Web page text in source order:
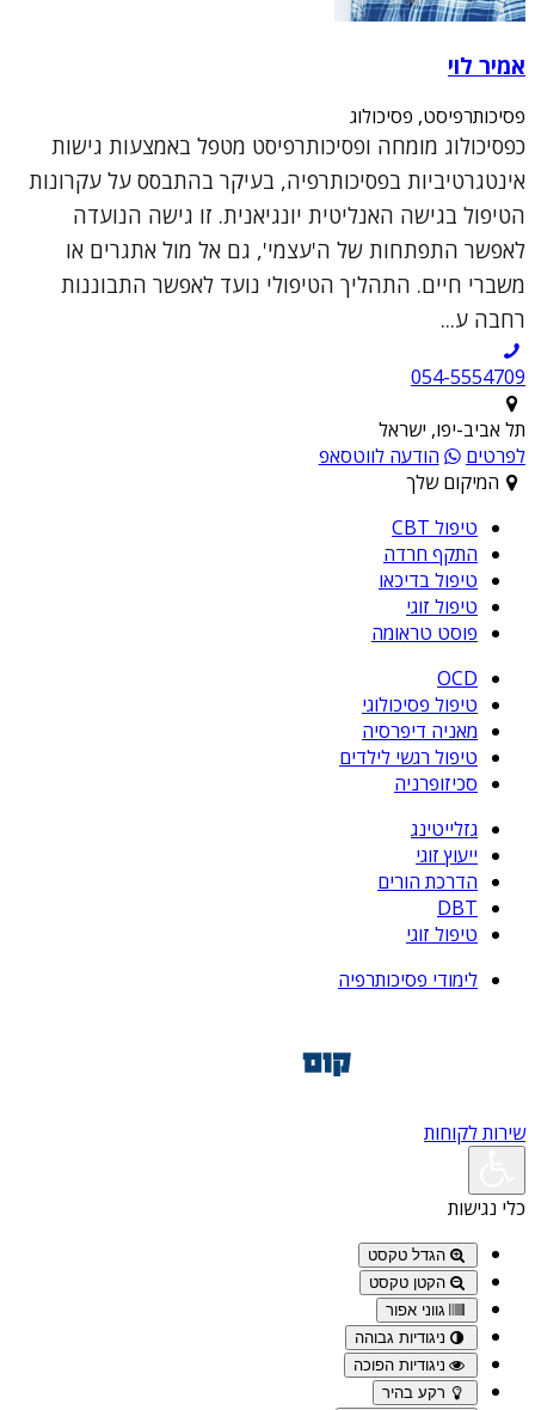
אמיר לוי
פסיכותרפיסט, פסיכולוג
כפסיכולוג מומחה ופסיכותרפיסט מטפל באמצעות גישות
אינטגרטיביות בפסיכותרפיה, בעיקר בהתבסס על עקרונות
הטיפול בגישה האנליטית יונגיאנית. זו גישה הנועדה
לאפשר התפתחות של ה'עצמי', גם אל מול אתגרים או
משברי חיים. התהליך הטיפולי נועד לאפשר התבוננות
רחבה ע...
054-5554709
תל אביב-יפו, ישראל
לפרטים
הודעה לווטסאפ
המיקום שלך
טיפול CBT
התקף חרדה
טיפול בדיכאו
טיפול זוגי
פוסט טראומה
OCD
טיפול פסיכולוגי
מאניה דיפרסיה
טיפול רגשי לילדים
סכיזופרניה
גזלייטינג
ייעוץ זוגי
הדרכת הורים
DBT
טיפול זוגי
לימודי פסיכותרפיה
שירות לקוחות
כלי נגישות
הגדל טקסט
הקטן טקסט
גווני אפור
ניגודיות גבוהה
ניגודיות הפוכה
רקע בהיר